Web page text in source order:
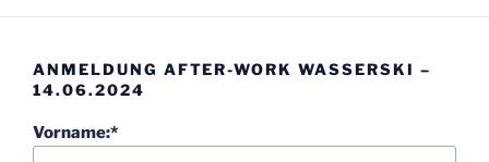
ANMELDUNG AFTER-WORK WASSERSKI –
14.06.2024
Vorname:*